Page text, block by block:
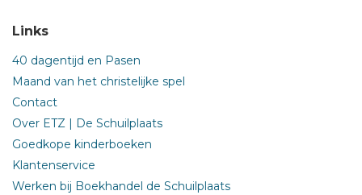
Links
40 dagentijd en Pasen
Maand van het christelijke spel
Contact
Over ETZ | De Schuilplaats
Goedkope kinderboeken
Klantenservice
Werken bij Boekhandel de Schuilplaats